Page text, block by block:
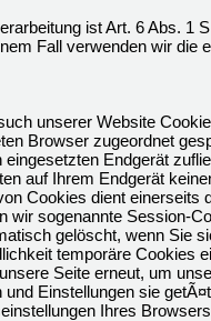
ist Art. 6 Abs. 1
Fall verwenden wir
unserer Website
Browser zugeordnet
Endgerät
auf Ihrem Endgerät
Cookies dient einerseits
wir sogenannte Session-
gelöscht, wenn Sie
temporäre Cookies
Seite erneut, um
Einstellungen sie
Ihres